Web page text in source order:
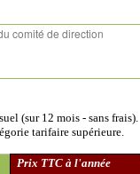
comité de direction
(sur 12 mois - sans frais).
tarifaire supérieure.
Prix TTC à l'année